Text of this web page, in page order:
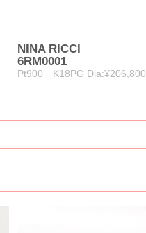
NINA RICCI
6RM0001
Pt900 K18PG Dia:¥206,800